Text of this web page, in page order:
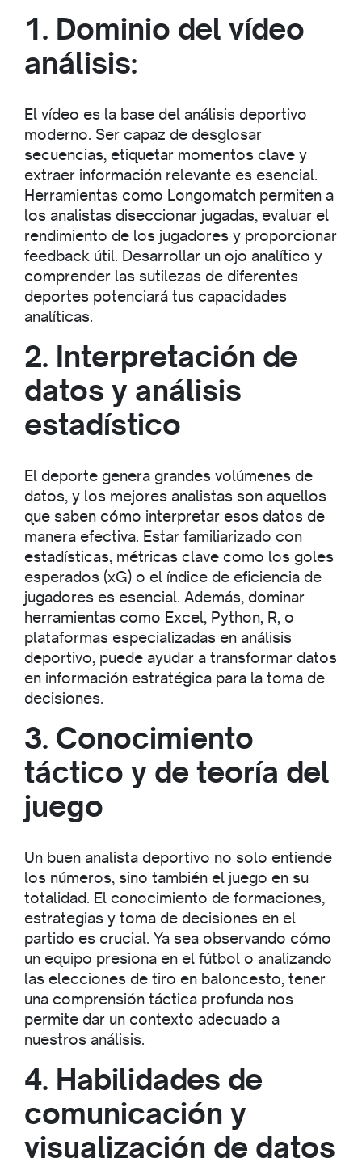
1. Dominio del vídeo
análisis:
El vídeo es la base del análisis deportivo
moderno. Ser capaz de desglosar
secuencias, etiquetar momentos clave y
extraer información relevante es esencial.
Herramientas como Longomatch permiten a
los analistas diseccionar jugadas, evaluar el
rendimiento de los jugadores y proporcionar
feedback útil. Desarrollar un ojo analítico y
comprender las sutilezas de diferentes
deportes potenciará tus capacidades
analíticas.
2. Interpretación de
datos y análisis
estadístico
El deporte genera grandes volúmenes de
datos, y los mejores analistas son aquellos
que saben cómo interpretar esos datos de
manera efectiva. Estar familiarizado con
estadísticas, métricas clave como los goles
esperados (xG) o el índice de eficiencia de
jugadores es esencial. Además, dominar
herramientas como Excel, Python, R, o
plataformas especializadas en análisis
deportivo, puede ayudar a transformar datos
en información estratégica para la toma de
decisiones.
3. Conocimiento
táctico y de teoría del
juego
Un buen analista deportivo no solo entiende
los números, sino también el juego en su
totalidad. El conocimiento de formaciones,
estrategias y toma de decisiones en el
partido es crucial. Ya sea observando cómo
un equipo presiona en el fútbol o analizando
las elecciones de tiro en baloncesto, tener
una comprensión táctica profunda nos
permite dar un contexto adecuado a
nuestros análisis.
4. Habilidades de
comunicación y
visualización de datos